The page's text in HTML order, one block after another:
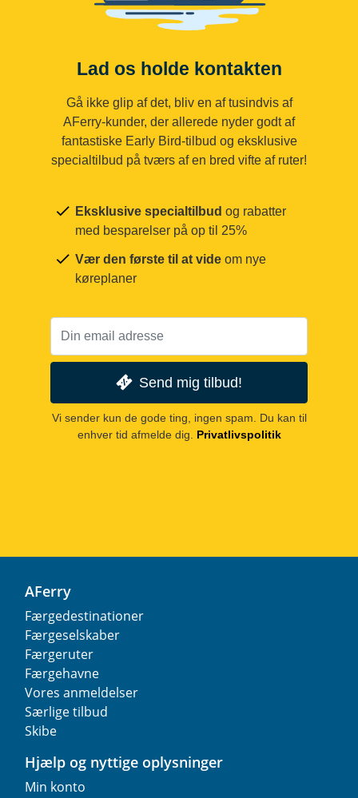
Lad os holde kontakten
Gå ikke glip af det, bliv en af tusindvis af
AFerry-kunder, der allerede nyder godt af
fantastiske Early Bird-tilbud og eksklusive
specialtilbud på tværs af en bred vifte af ruter!
Eksklusive specialtilbud og rabatter
med besparelser på op til 25%
Vær den første til at vide om nye
køreplaner
Send mig tilbud!
Vi sender kun de gode ting, ingen spam. Du kan til
enhver tid afmelde dig.
Privatlivspolitik
AFerry
Færgedestinationer
Færgeselskaber
Færgeruter
Færgehavne
Vores anmeldelser
Særlige tilbud
Skibe
Hjælp og nyttige oplysninger
Min konto